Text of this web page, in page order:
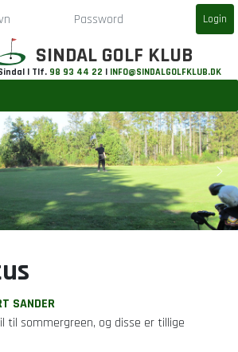
SINDAL GOLF KLUB
| Tlf. 98 93 44 22 | INFO@SINDALGOLFKLUB.DK
SANDER
til sommergreen, og disse er tillige